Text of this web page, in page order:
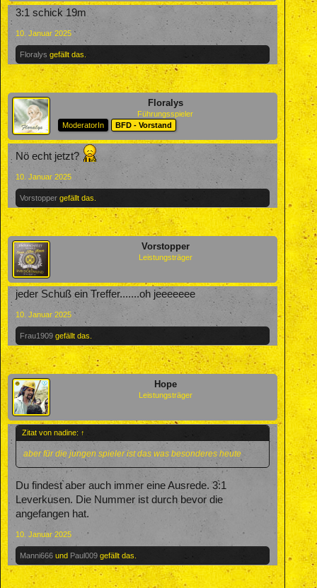
3:1 schick 19m
10. Januar 2025
Floralys gefällt das.
Floralys
Führungsspieler
ModeratorIn
BFD - Vorstand
Nö echt jetzt?
10. Januar 2025
Vorstopper gefällt das.
Vorstopper
Leistungsträger
jeder Schuß ein Treffer.......oh jeeeeeee
10. Januar 2025
Frau1909 gefällt das.
Hope
Leistungsträger
Zitat von nadine: ↑
aber für die jungen spieler ist das was besonderes heute
Du findest aber auch immer eine Ausrede. 3:1
Leverkusen. Die Nummer ist durch bevor die
angefangen hat.
10. Januar 2025
Manni666 und Paul009 gefällt das.